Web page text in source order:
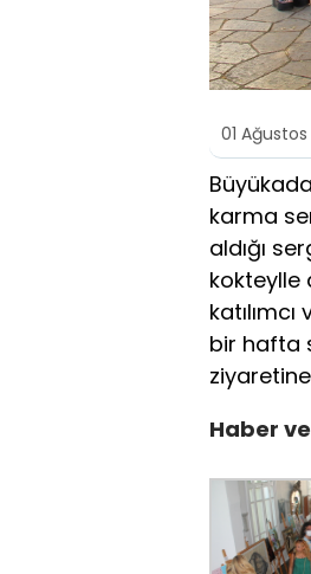
01
Büyükada
karma
aldığı
kokteylle
bir hafta
ziyaretine
Haber